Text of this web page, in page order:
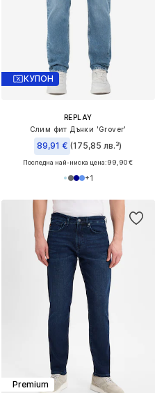
КУПОН
REPLAY
Слим фит Дънки 'Grover'
89,91 € (175,85 лв.³)
Последна най-ниска цена:99,90 €
+1
Premium